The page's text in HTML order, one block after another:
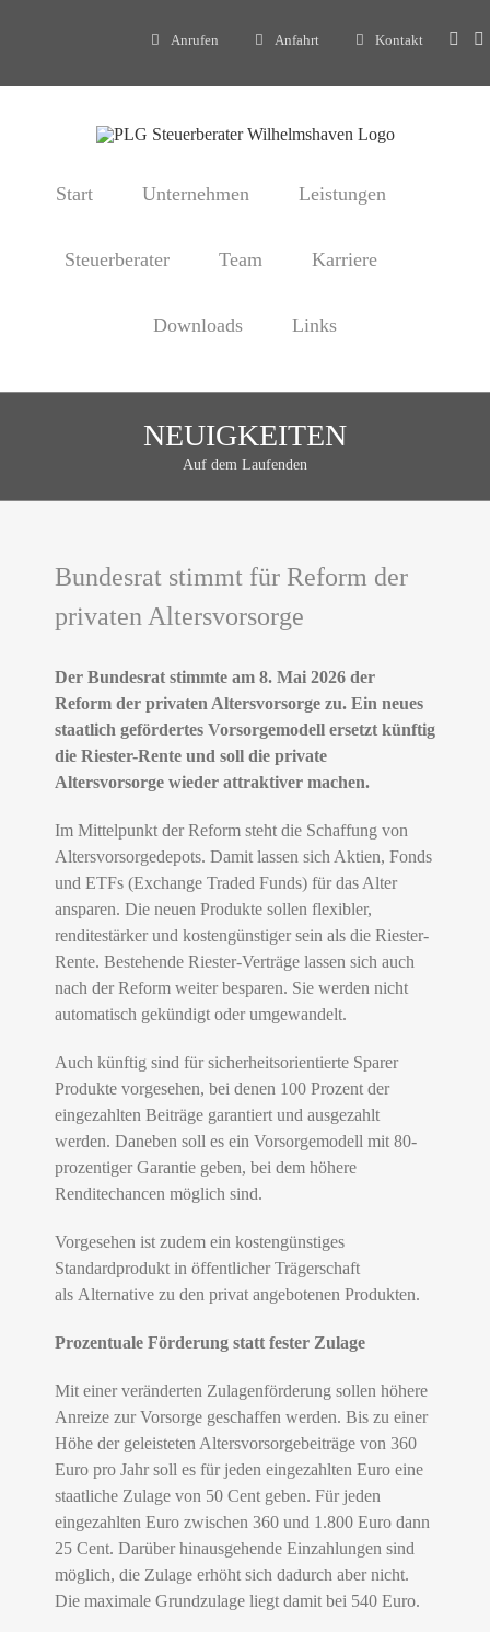
Anrufen Anfahrt Kontakt
Start Unternehmen Leistungen
Steuerberater Team Karriere
Downloads Links
NEUIGKEITEN
Auf dem Laufenden
Bundesrat stimmt für Reform der
privaten Altersvorsorge
Der Bundesrat stimmte am 8. Mai 2026 der
Reform der privaten Altersvorsorge zu. Ein neues
staatlich gefördertes Vorsorgemodell ersetzt künftig
die Riester-Rente und soll die private
Altersvorsorge wieder attraktiver machen.
Im Mittelpunkt der Reform steht die Schaffung von
Altersvorsorgedepots. Damit lassen sich Aktien, Fonds
und ETFs (Exchange Traded Funds) für das Alter
ansparen. Die neuen Produkte sollen flexibler,
renditestärker und kostengünstiger sein als die Riester-
Rente. Bestehende Riester-Verträge lassen sich auch
nach der Reform weiter besparen. Sie werden nicht
automatisch gekündigt oder umgewandelt.
Auch künftig sind für sicherheitsorientierte Sparer
Produkte vorgesehen, bei denen 100 Prozent der
eingezahlten Beiträge garantiert und ausgezahlt
werden. Daneben soll es ein Vorsorgemodell mit 80-
prozentiger Garantie geben, bei dem höhere
Renditechancen möglich sind.
Vorgesehen ist zudem ein kostengünstiges
Standardprodukt in öffentlicher Trägerschaft
als Alternative zu den privat angebotenen Produkten.
Prozentuale Förderung statt fester Zulage
Mit einer veränderten Zulagenförderung sollen höhere
Anreize zur Vorsorge geschaffen werden. Bis zu einer
Höhe der geleisteten Altersvorsorgebeiträge von 360
Euro pro Jahr soll es für jeden eingezahlten Euro eine
staatliche Zulage von 50 Cent geben. Für jeden
eingezahlten Euro zwischen 360 und 1.800 Euro dann
25 Cent. Darüber hinausgehende Einzahlungen sind
möglich, die Zulage erhöht sich dadurch aber nicht.
Die maximale Grundzulage liegt damit bei 540 Euro.